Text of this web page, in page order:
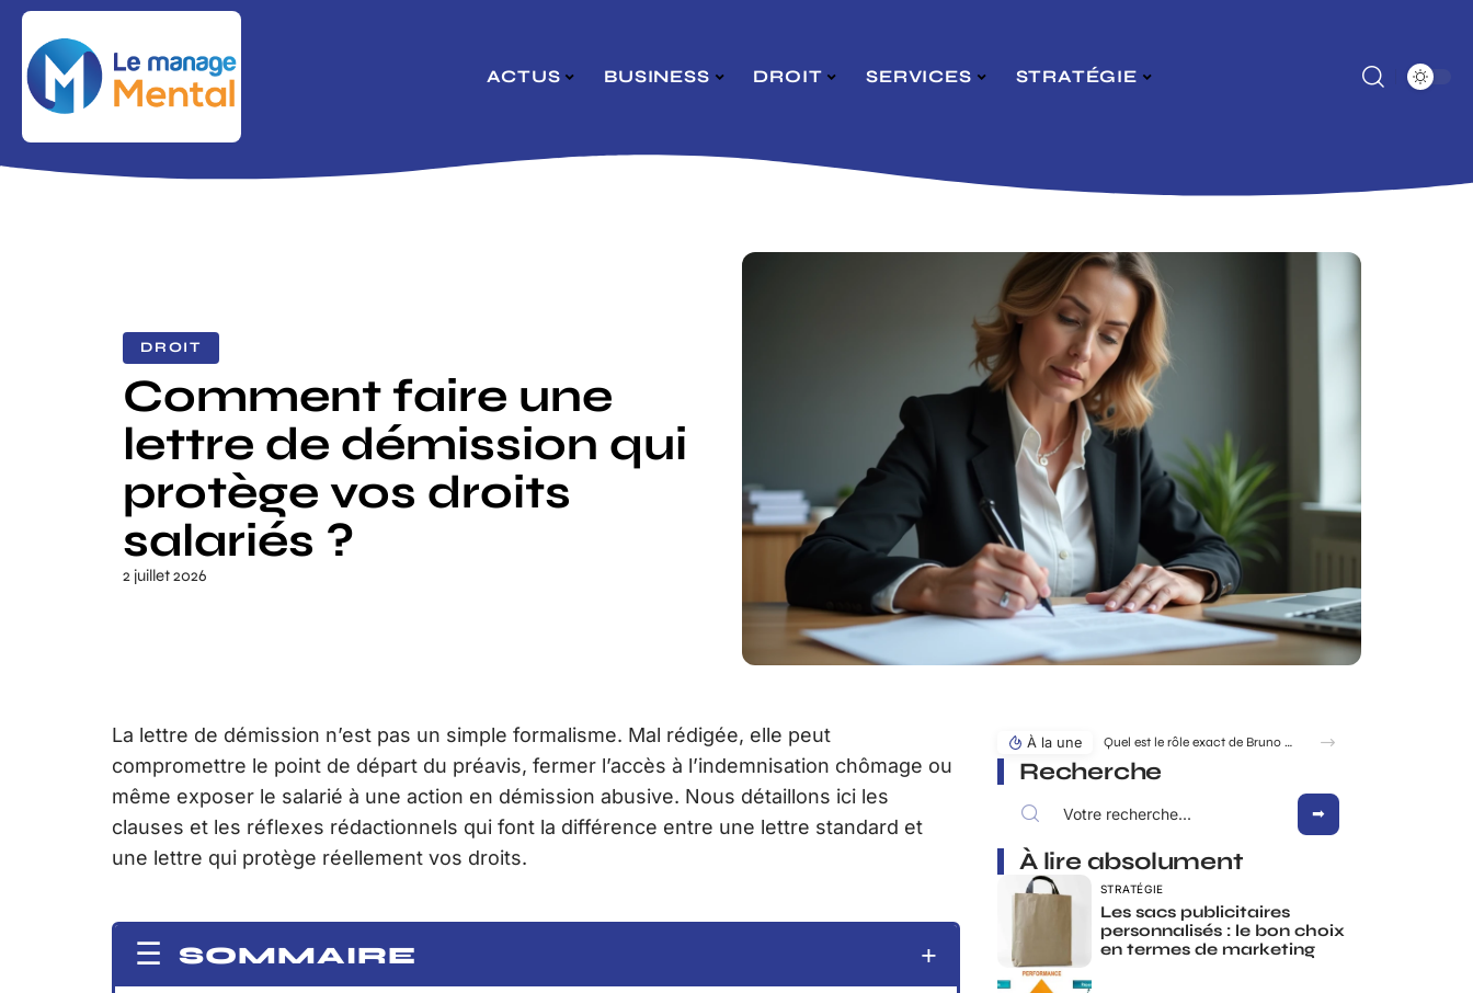
ACTUS BUSINESS DROIT SERVICES STRATÉGIE
DROIT
Comment faire une
lettre de démission qui
protège vos droits
salariés ?
2 juillet 2026
La lettre de démission n’est pas un simple formalisme. Mal rédigée, elle peut
compromettre le point de départ du préavis, fermer l’accès à l’indemnisation chômage ou
même exposer le salarié à une action en démission abusive. Nous détaillons ici les
clauses et les réflexes rédactionnels qui font la différence entre une lettre standard et
une lettre qui protège réellement vos droits.
SOMMAIRE
À la une Quel est le rôle exact de Bruno Pesery dans la carrière d’Isabelle Carré ?
Recherche
À lire absolument
STRATÉGIE
Les sacs publicitaires
personnalisés : le bon choix
en termes de marketing